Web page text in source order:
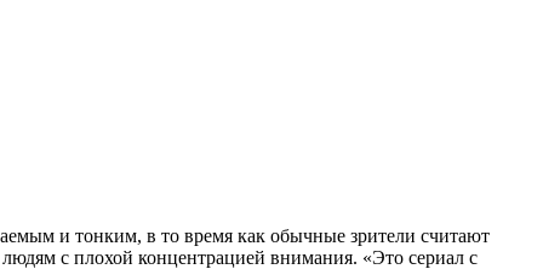
и тонким, в то время как обычные зрители считают
с плохой концентрацией внимания. «Это сериал с